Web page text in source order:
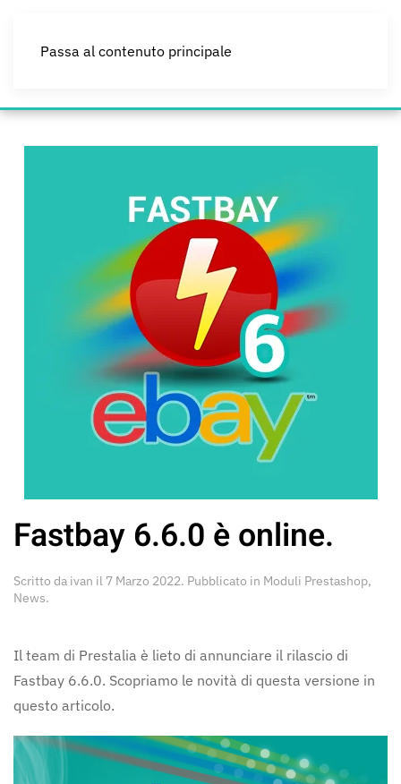
Passa al contenuto principale
Fastbay 6.6.0 è online.
Scritto da ivan il 7 Marzo 2022. Pubblicato in Moduli Prestashop,
News.
Il team di Prestalia è lieto di annunciare il rilascio di
Fastbay 6.6.0. Scopriamo le novità di questa versione in
questo articolo.